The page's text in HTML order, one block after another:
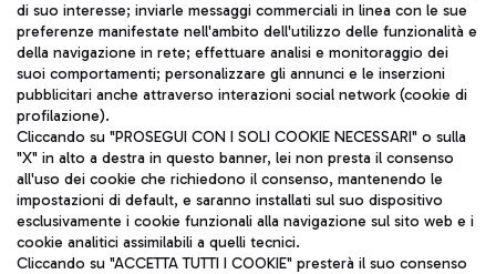
TRAVEL JOURNAL
ITA
Aeroporti di Roma S.p.A. - Società soggetta a direzione e
coordinamento di Mundys S.p.A.
di suo interesse; inviarle messaggi commerciali in linea con le sue
preferenze manifestate nell'ambito dell'utilizzo delle funzionalità e
della navigazione in rete; effettuare analisi e monitoraggio dei
suoi comportamenti; personalizzare gli annunci e le inserzioni
pubblicitari anche attraverso interazioni social network (cookie di
profilazione).
Cliccando su "PROSEGUI CON I SOLI COOKIE NECESSARI" o sulla
"X" in alto a destra in questo banner, lei non presta il consenso
all'uso dei cookie che richiedono il consenso, mantenendo le
impostazioni di default, e saranno installati sul suo dispositivo
esclusivamente i cookie funzionali alla navigazione sul sito web e i
cookie analitici assimilabili a quelli tecnici.
Cliccando su "ACCETTA TUTTI I COOKIE" presterà il suo consenso